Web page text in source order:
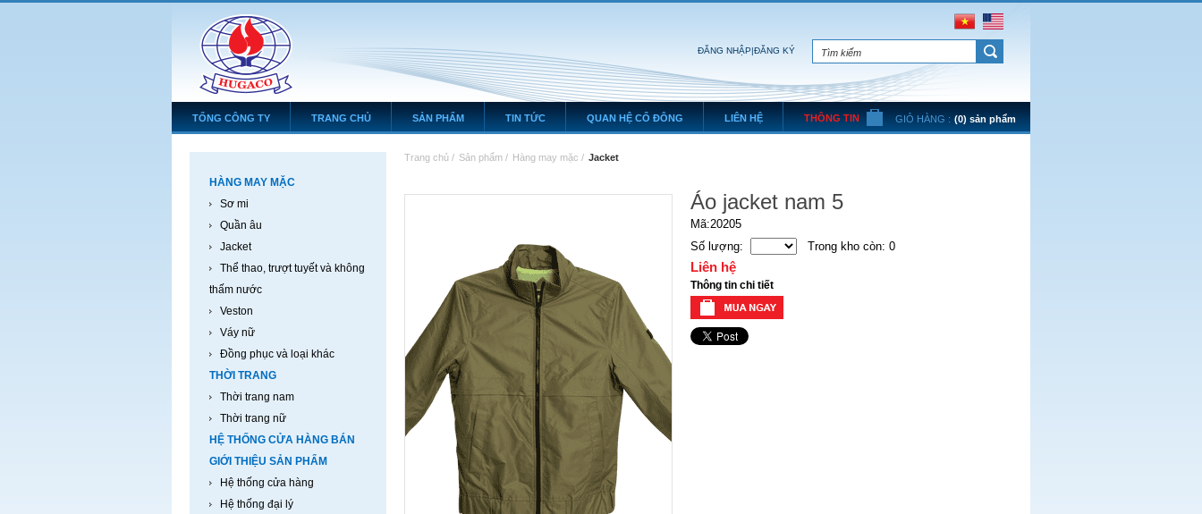
GIỎ HÀNG : (0) sản phẩm
ĐĂNG NHẬP|ĐĂNG KÝ
TỔNG CÔNG TY TRANG CHỦ SẢN PHẨM TIN TỨC QUAN HỆ CỔ ĐÔNG LIÊN HỆ THÔNG TIN
HÀNG MAY MẶC
Sơ mi
Quần âu
Jacket
Thể thao, trượt tuyết và không
thấm nước
Veston
Váy nữ
Đồng phục và loại khác
THỜI TRANG
Thời trang nam
Thời trang nữ
HỆ THỐNG CỬA HÀNG BÁN
GIỚI THIỆU SẢN PHẨM
Hệ thống cửa hàng
Hệ thống đại lý
Trang chủ / Sản phẩm / Hàng may mặc / Jacket
Áo jacket nam 5
Mã:20205
Số lượng:
Trong kho còn: 0
Liên hệ
Thông tin chi tiết